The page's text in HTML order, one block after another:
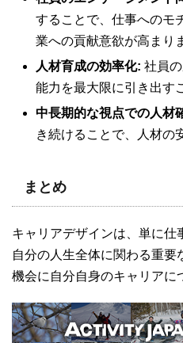
することで、仕事へのモ
業への貢献意欲が高まり
人材育成の効率化: 社員
能力を最大限に引き出す
中長期的な視点での人材
き続けることで、人材の
まとめ
キャリアデザインは、単に仕
自分の人生全体に関わる重
機会に自分自身のキャリアに